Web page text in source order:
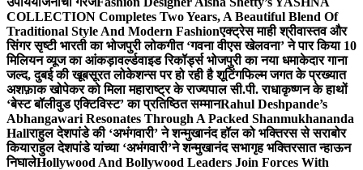
COLLECTION Completes Two Years, A Beautiful Blend Of
Traditional Style And Modern Fashionएक्ट्रेस माही श्रीवास्तव और
सिंगर सृष्टी भारती का भोजपुरी लोकगीत ‘गवना वीएस खेलवना’ ने पार किया 10
मिलियन व्यूज का आंकड़ावर्ल्डवाइड रिकॉर्ड्स भोजपुरी का नया धमाकेदार गाना
जल्द, दुबई की खूबसूरत लोकेशन्स पर हो रही है शूटिंगफिल्म जगत के प्रख्यात
अशफ़ाक खोपेकर को मिला महाराष्ट्र के राज्यपाल सी.पी. राधाकृष्णन के हाथों
‘बेस्ट बॉलीवुड एक्टिविस्ट’ का प्रतिष्ठित सम्मानRahul Deshpande’s
Abhangawari Resonates Through A Packed Shanmukhananda
Hallराहुल देशपांडे की ‘अभंगवारी’ ने शन्मुखानंद हॉल को भक्तिरस से सराबोर
कियाराहुल देशपांडे यांच्या ‘अभंगवारी’ने शन्मुखानंद सभागृह भक्तिरसात न्हाऊन
निघालेHollywood And Bollywood Leaders Join Forces With